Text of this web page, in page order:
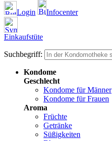
Login Infocenter
Einkaufstüte
Suchbegriff:
Kondome
Geschlecht
Kondome für Männer
Kondome für Frauen
Aroma
Früchte
Getränke
Süßigkeiten